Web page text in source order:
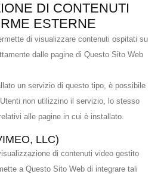
DI CONTENUTI
ESTERNE
di visualizzare contenuti ospitati su
dalle pagine di Questo Sito Web
un servizio di questo tipo, è possibile
non utilizzino il servizio, lo stesso
alle pagine in cui è installato.
LLC)
di contenuti video gestito
a Questo Sito Web di integrare tali